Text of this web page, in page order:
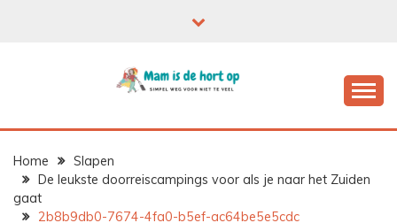
Home
Slapen
De leukste doorreiscampings voor als je naar het Zuiden
gaat
2b8b9db0-7674-4fa0-b5ef-ac64be5e5cdc